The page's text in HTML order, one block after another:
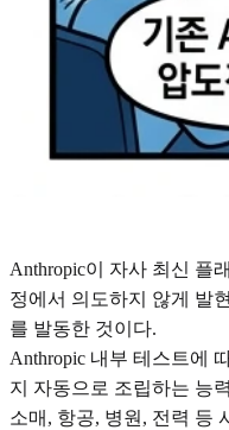
Anthropic이 자사 최신 플
정에서 의도하지 않게 발
를 발동한 것이다.
Anthropic 내부 테스트에
지 자동으로 조립하는 능
소매, 항공, 병원, 전력 등